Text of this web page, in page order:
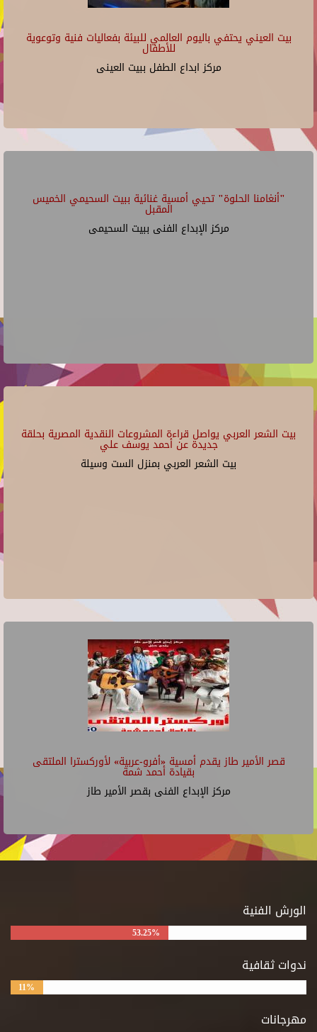
بيت العيني يحتفي باليوم العالمي للبيئة بفعاليات فنية وتوعوية
للأطفال
مركز ابداع الطفل ببيت العينى
"أنغامنا الحلوة" تحيي أمسية غنائية ببيت السحيمي الخميس
المقبل
مركز الإبداع الفنى ببيت السحيمى
بيت الشعر العربي يواصل قراءة المشروعات النقدية المصرية بحلقة
جديدة عن أحمد يوسف علي
بيت الشعر العربي بمنزل الست وسيلة
قصر الأمير طاز يقدم أمسية «أفرو-عربية» لأوركسترا الملتقى
بقيادة أحمد شمة
مركز الإبداع الفنى بقصر الأمير طاز
الورش الفنية
53.25%
ندوات ثقافية
11%
مهرجانات